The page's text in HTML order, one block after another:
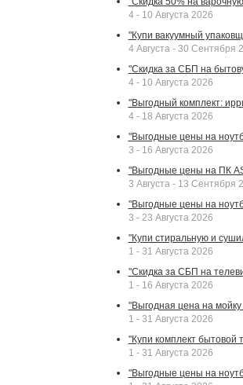
4 - 10 Августа 2026
"Купи вакуумный
4 Августа - 30 Сентября
"Скидка за СБП на
4 - 10 Августа 2026
"Выгодный комплект:
4 - 18 Августа 2026
"Выгодные цены на
3 - 16 Августа 2026
"Выгодные цены на ПК
3 Августа - 13 Сентября
"Выгодные цены на
3 - 23 Августа 2026
"Купи стиральную и
1 - 31 Августа 2026
"Скидка за СБП на
1 - 16 Августа 2026
"Выгодная цена на
1 - 31 Августа 2026
"Купи комплект бытовой
1 - 31 Августа 2026
"Выгодные цены на